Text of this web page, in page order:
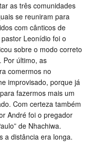
as três comunidades
se reuniram para
com cânticos de
Leonídio foi o
sobre o modo correto
Por último, as
comermos no
improvisado, porque já
fazermos mais um
Com certeza também
André foi o pregador
de Nhachiwa.
a distância era longa.